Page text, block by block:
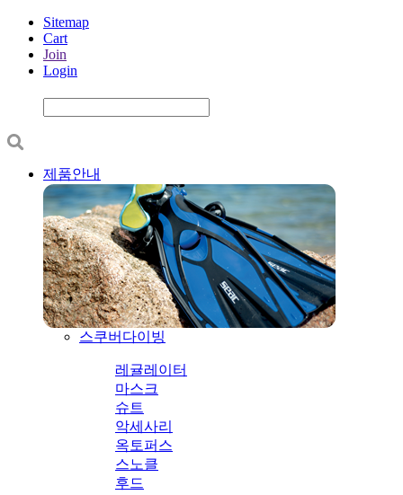
Sitemap
Cart
Join
Login
제품안내
스쿠버다이빙
레귤레이터
마스크
슈트
악세사리
옥토퍼스
스노클
후드